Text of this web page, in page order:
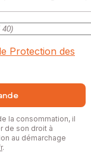
Protection des
la consommation, il
de son droit à
au démarchage
.